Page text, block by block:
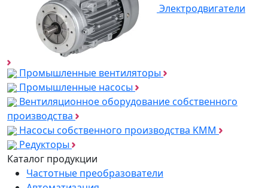
Электродвигатели
Промышленные вентиляторы
Промышленные насосы
Вентиляционное оборудование собственного
производства
Насосы собственного производства KMM
Редукторы
Каталог продукции
Частотные преобразователи